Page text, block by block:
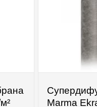
Marma